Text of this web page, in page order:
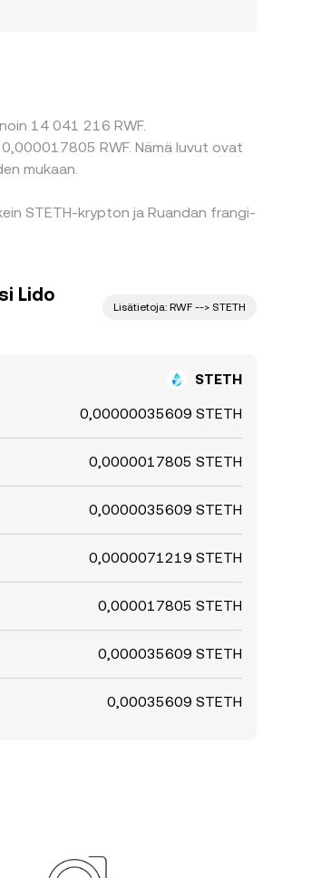
14 041 216 RWF.
RWF. Nämä luvut ovat
mukaan.
STETH-krypton ja Ruandan frangi-
Lido
Lisätietoja: RWF --> STETH
STETH
0,00000035609 STETH
0,0000017805 STETH
0,0000035609 STETH
0,0000071219 STETH
0,000017805 STETH
0,000035609 STETH
0,00035609 STETH